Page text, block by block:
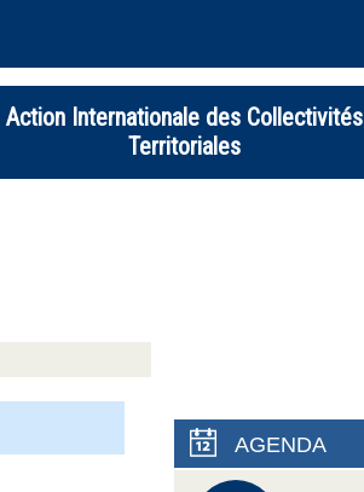
Action Internationale des Collectivités
Territoriales
AGENDA